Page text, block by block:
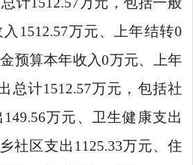
1512.57万元、上年结转0
预算本年收入0万元、上年
总计1512.57万元，包括社
149.56万元、卫生健康支出
社区支出 1125.33万元、住